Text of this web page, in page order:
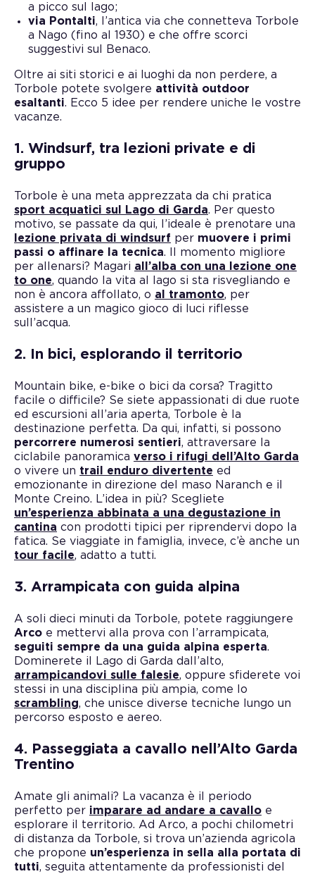
a picco sul lago;
via Pontalti, l’antica via che connetteva Torbole
a Nago (fino al 1930) e che offre scorci
suggestivi sul Benaco.
Oltre ai siti storici e ai luoghi da non perdere, a
Torbole potete svolgere attività outdoor
esaltanti. Ecco 5 idee per rendere uniche le vostre
vacanze.
1. Windsurf, tra lezioni private e di
gruppo
Torbole è una meta apprezzata da chi pratica
sport acquatici sul Lago di Garda. Per questo
motivo, se passate da qui, l’ideale è prenotare una
lezione privata di windsurf per muovere i primi
passi o affinare la tecnica. Il momento migliore
per allenarsi? Magari all’alba con una lezione one
to one, quando la vita al lago si sta risvegliando e
non è ancora affollato, o al tramonto, per
assistere a un magico gioco di luci riflesse
sull’acqua.
2. In bici, esplorando il territorio
Mountain bike, e-bike o bici da corsa? Tragitto
facile o difficile? Se siete appassionati di due ruote
ed escursioni all’aria aperta, Torbole è la
destinazione perfetta. Da qui, infatti, si possono
percorrere numerosi sentieri, attraversare la
ciclabile panoramica verso i rifugi dell’Alto Garda
o vivere un trail enduro divertente ed
emozionante in direzione del maso Naranch e il
Monte Creino. L’idea in più? Scegliete
un’esperienza abbinata a una degustazione in
cantina con prodotti tipici per riprendervi dopo la
fatica. Se viaggiate in famiglia, invece, c’è anche un
tour facile, adatto a tutti.
3. Arrampicata con guida alpina
A soli dieci minuti da Torbole, potete raggiungere
Arco e mettervi alla prova con l’arrampicata,
seguiti sempre da una guida alpina esperta.
Dominerete il Lago di Garda dall’alto,
arrampicandovi sulle falesie, oppure sfiderete voi
stessi in una disciplina più ampia, come lo
scrambling, che unisce diverse tecniche lungo un
percorso esposto e aereo.
4. Passeggiata a cavallo nell’Alto Garda
Trentino
Amate gli animali? La vacanza è il periodo
perfetto per imparare ad andare a cavallo e
esplorare il territorio. Ad Arco, a pochi chilometri
di distanza da Torbole, si trova un’azienda agricola
che propone un’esperienza in sella alla portata di
tutti, seguita attentamente da professionisti del